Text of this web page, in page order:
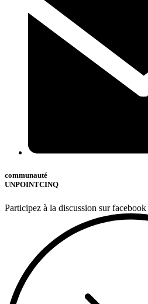
communauté
UNPOINTCINQ
Participez à la discussion sur facebook